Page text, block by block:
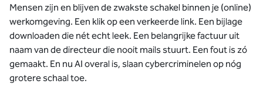
Mensen zijn en blijven de zwakste schakel binnen je (online)
werkomgeving. Een klik op een verkeerde link. Een bijlage
downloaden die nét echt leek. Een belangrijke factuur uit
naam van de directeur die nooit mails stuurt. Een fout is zó
gemaakt. En nu AI overal is, slaan cybercriminelen op nóg
grotere schaal toe.